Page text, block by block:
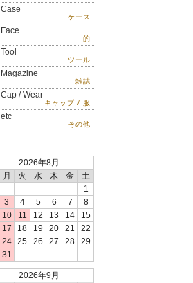
Case
ケース
Face
的
Tool
ツール
Magazine
雑誌
Cap / Wear
キャップ / 服
etc
その他
2026年8月
月 火 水 木 金
土
1
3 4 5 6 7
8
10 11 12 13 14
15
17 18 19 20 21
22
24 25 26 27 28
29
31
2026年9月